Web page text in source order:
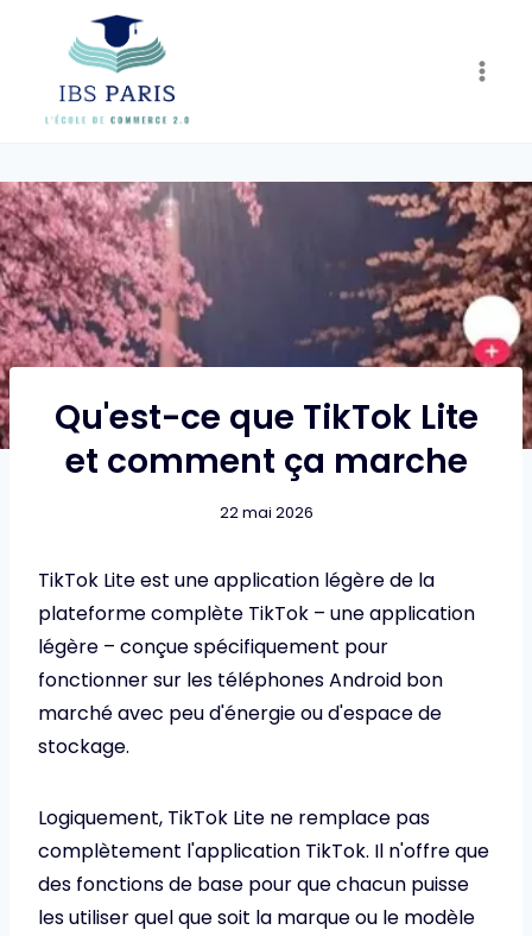
content
Qu'est-ce que TikTok Lite
et comment ça marche
22 mai 2026
TikTok Lite est une application légère de la
plateforme complète TikTok – une application
légère – conçue spécifiquement pour
fonctionner sur les téléphones Android bon
marché avec peu d'énergie ou d'espace de
stockage.
Logiquement, TikTok Lite ne remplace pas
complètement l'application TikTok. Il n'offre que
des fonctions de base pour que chacun puisse
les utiliser quel que soit la marque ou le modèle